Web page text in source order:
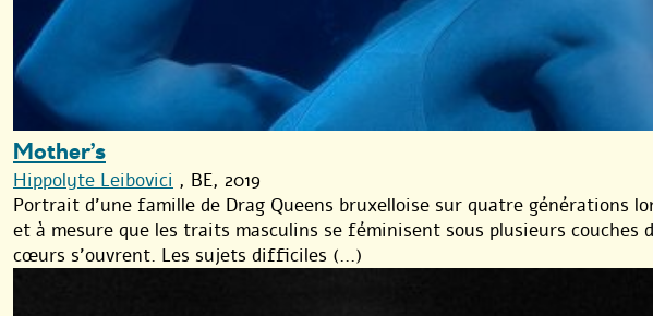
Mother’s
Hippolyte Leibovici , BE, 2019
Portrait d’une famille de Drag Queens bruxelloise sur quatre générations
et à mesure que les traits masculins se féminisent sous plusieurs couches
cœurs s’ouvrent. Les sujets difficiles (...)